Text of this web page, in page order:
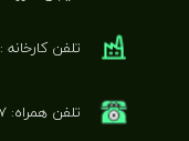
تلفن کارخانه : ۰۱۳۴۴۶۱۵۹۰۴
تلفن همراه: ۰۹۱۱۱۸۱۹۰۰۷